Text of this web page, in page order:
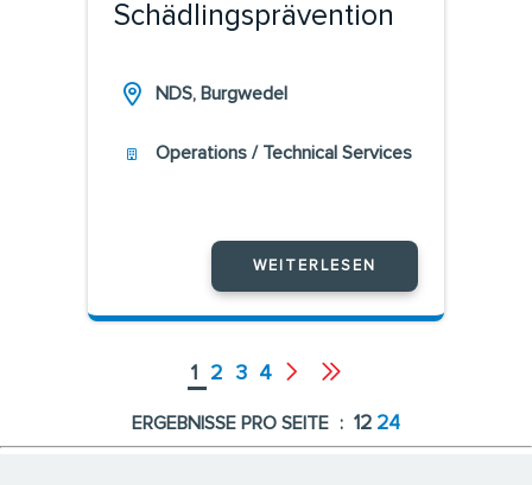
Schädlingsprävention
NDS, Burgwedel
Operations / Technical Services
WEITERLESEN
1 2 3 4
ERGEBNISSE PRO SEITE 12 24